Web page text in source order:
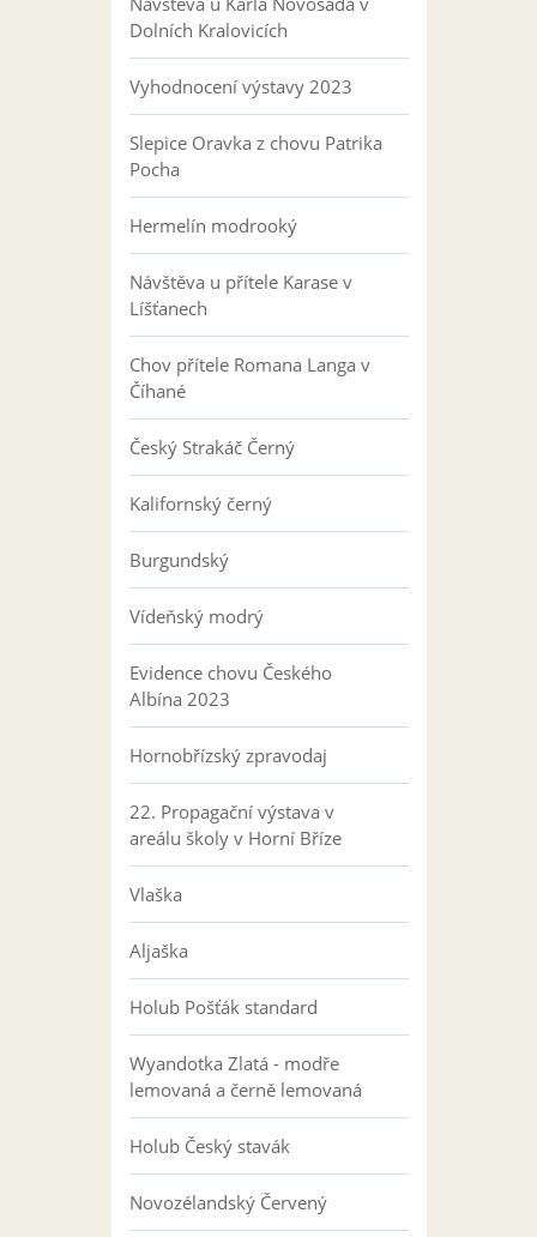
Dolních Kralovicích
Vyhodnocení výstavy 2023
Slepice Oravka z chovu Patrika
Pocha
Hermelín modrooký
Návštěva u přítele Karase v
Líšťanech
Chov přítele Romana Langa v
Číhané
Český Strakáč Černý
Kalifornský černý
Burgundský
Vídeňský modrý
Evidence chovu Českého
Albína 2023
Hornobřízský zpravodaj
22. Propagační výstava v
areálu školy v Horní Bříze
Vlaška
Aljaška
Holub Pošťák standard
Wyandotka Zlatá - modře
lemovaná a černě lemovaná
Holub Český stavák
Novozélandský Červený